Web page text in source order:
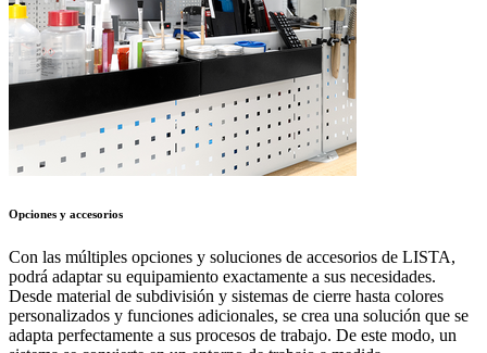
Opciones y accesorios
Con las múltiples opciones y soluciones de accesorios de LISTA,
podrá adaptar su equipamiento exactamente a sus necesidades.
Desde material de subdivisión y sistemas de cierre hasta colores
personalizados y funciones adicionales, se crea una solución que se
adapta perfectamente a sus procesos de trabajo. De este modo, un